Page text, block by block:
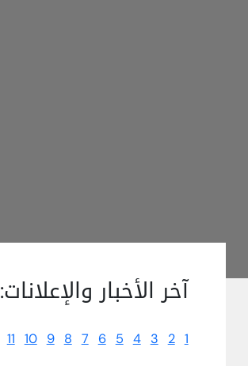
آخر الأخبار والإعلانات:
1
2
3
4
5
6
7
8
9
10
11